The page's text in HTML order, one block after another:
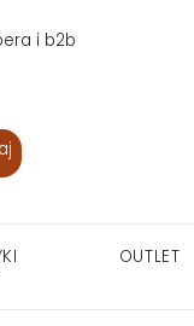
i b2b
OUTLET